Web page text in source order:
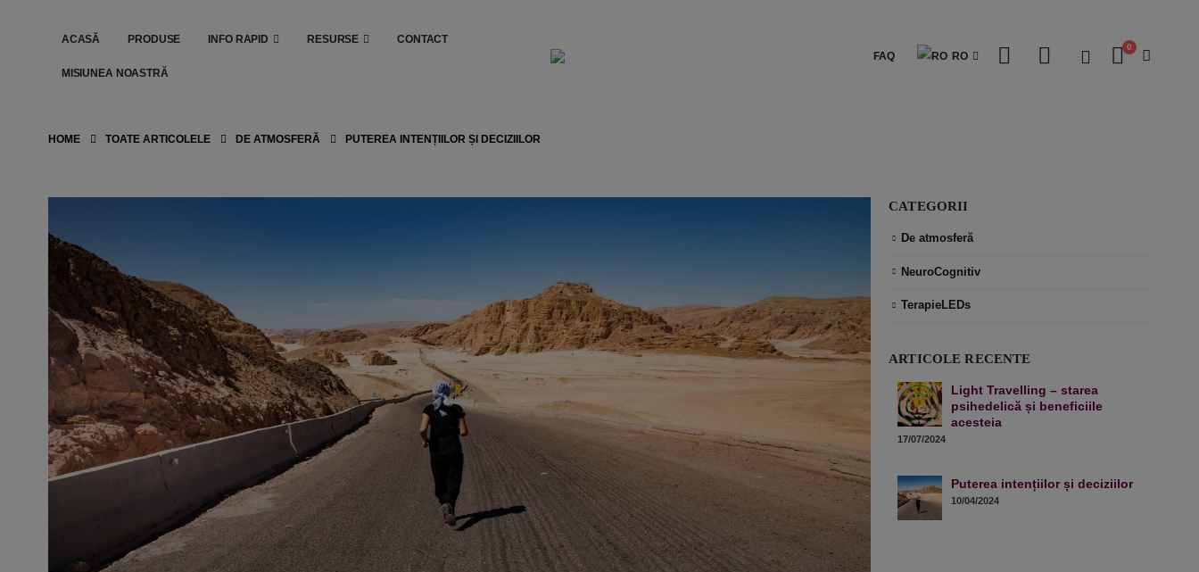
ACASĂ PRODUSE INFO RAPID RESURSE CONTACT
MISIUNEA NOASTRĂ
FAQ RO
0
HOME TOATE ARTICOLELE DE ATMOSFERĂ PUTEREA INTENȚIILOR ȘI DECIZIILOR
CATEGORII
De atmosferă
NeuroCognitiv
TerapieLEDs
ARTICOLE RECENTE
Light Travelling – starea
psihedelică și beneficiile
acesteia
17/07/2024
Puterea intențiilor și deciziilor
10/04/2024